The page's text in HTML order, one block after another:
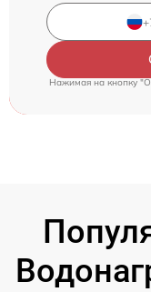
Нажимая на кнопку